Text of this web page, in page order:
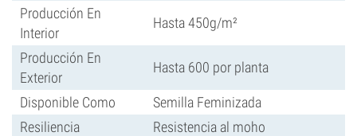
Producción En
Interior
Hasta 450g/m²
Producción En
Exterior
Hasta 600 por planta
Disponible Como
Semilla Feminizada
Resiliencia
Resistencia al moho